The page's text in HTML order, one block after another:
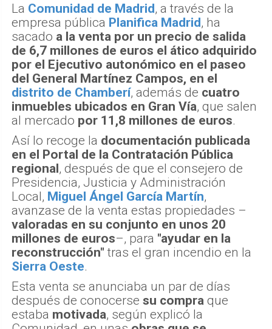
La Comunidad de Madrid, a través de la
empresa pública Planifica Madrid, ha
sacado a la venta por un precio de salida
de 6,7 millones de euros el ático adquirido
por el Ejecutivo autonómico en el paseo
del General Martínez Campos, en el
distrito de Chamberí, además de cuatro
inmuebles ubicados en Gran Vía, que salen
al mercado por 11,8 millones de euros.
Así lo recoge la documentación publicada
en el Portal de la Contratación Pública
regional, después de que el consejero de
Presidencia, Justicia y Administración
Local, Miguel Ángel García Martín,
avanzase de la venta estas propiedades –
valoradas en su conjunto en unos 20
millones de euros–, para "ayudar en la
reconstrucción" tras el gran incendio en la
Sierra Oeste.
Esta venta se anunciaba un par de días
después de conocerse su compra que
estaba motivada, según explicó la